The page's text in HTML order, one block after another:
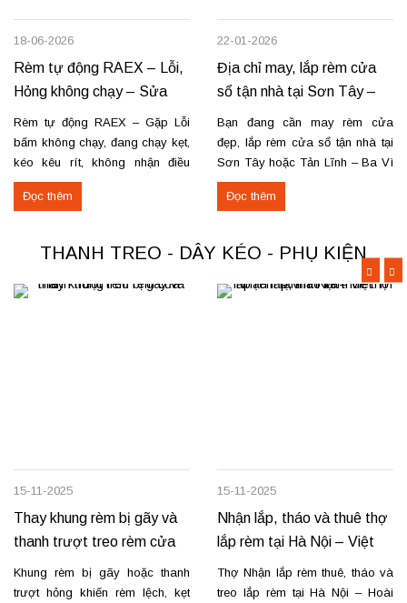
18-06-2026
Rèm tự động RAEX – Lỗi,
Hỏng không chạy – Sửa
tận nơi
Rèm tự động RAEX – Gặp Lỗi
bấm không chạy, đang chạy kẹt,
kéo kêu rít, không nhận điều
khiển… Nhận thay mới động cơ,
sửa chữa rèm tự động raex và
Đọc thêm
22-01-2026
Địa chỉ may, lắp rèm cửa
sổ tận nhà tại Sơn Tây –
Tản Lĩnh Ba Vì
Bạn đang cần may rèm cửa
đẹp, lắp rèm cửa sổ tận nhà tại
Sơn Tây hoặc Tản Lĩnh – Ba Vì
với giá hợp lý? Chúng tôi
chuyên may rèm theo yêu cầu,
tiến độ. Thực tế, chúng tôi vừa
hoàn thiện thi công rèm...
Đọc thêm
THANH TREO - DÂY KÉO - PHỤ KIỆN
15-11-2025
Thay khung rèm bị gãy và
thanh trượt treo rèm cửa
Khung rèm bị gãy hoặc thanh
trượt hỏng khiến rèm lệch, kẹt
15-11-2025
Nhận lắp, tháo và thuê thợ
lắp rèm tại Hà Nội – Việt
Trì – Vĩnh Yên
Thợ Nhận lắp rèm thuê, tháo và
treo lắp rèm tại Hà Nội – Hoài